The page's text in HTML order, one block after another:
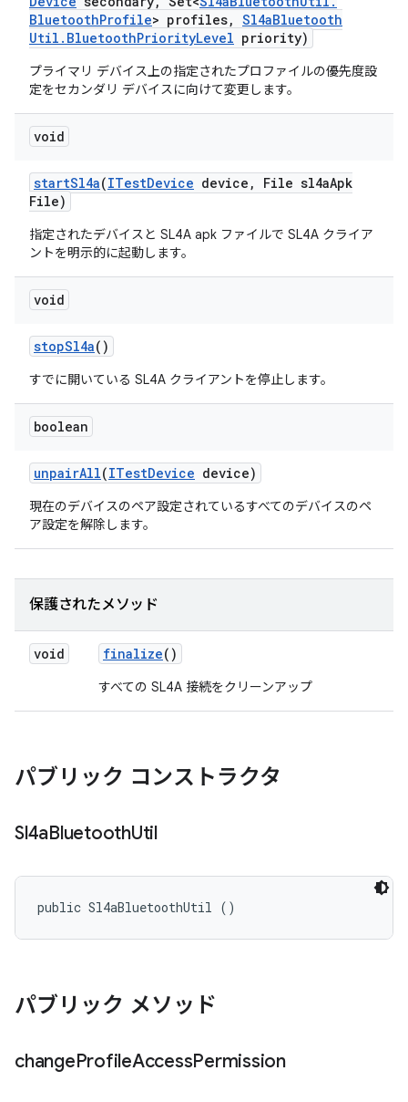
BluetoothProfile> profiles, Sl4aBluetooth
Util . BluetoothPriorityLevel priority)
プライマリ デバイス上の指定されたプロファイルの優先度設
定をセカンダリ デバイスに向けて変更します。
void
startSl4a(ITestDevice device , File sl4aApk
File)
指定されたデバイスと SL4A apk ファイルで SL4A クライア
ントを明示的に起動します。
void
stopSl4a()
すでに開いている SL4A クライアントを停止します。
boolean
unpairAll(ITestDevice device)
現在のデバイスのペア設定されているすべてのデバイスのペ
ア設定を解除します。
保護されたメソッド
void finalize()
すべての SL4A 接続をクリーンアップ
パブリック コンストラクタ
Sl4aBluetoothUtil
public Sl4aBluetoothUtil ()
パブリック メソッド
changeProfileAccessPermission